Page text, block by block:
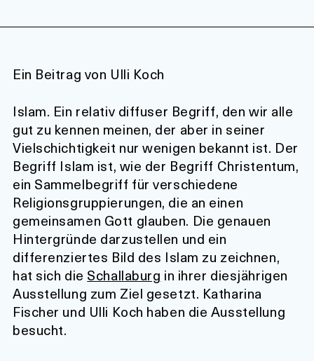
Ein Beitrag von Ulli Koch
Islam. Ein relativ diffuser Begriff, den wir alle
gut zu kennen meinen, der aber in seiner
Vielschichtigkeit nur wenigen bekannt ist. Der
Begriff Islam ist, wie der Begriff Christentum,
ein Sammelbegriff für verschiedene
Religionsgruppierungen, die an einen
gemeinsamen Gott glauben. Die genauen
Hintergründe darzustellen und ein
differenziertes Bild des Islam zu zeichnen,
hat sich die Schallaburg in ihrer diesjährigen
Ausstellung zum Ziel gesetzt. Katharina
Fischer und Ulli Koch haben die Ausstellung
besucht.